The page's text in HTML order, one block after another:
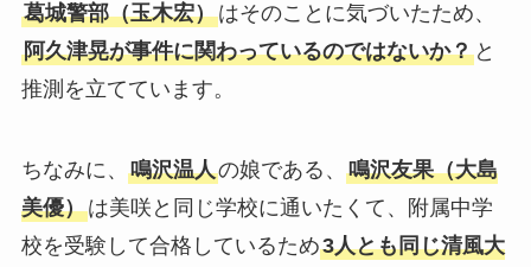
葛城警部（玉木宏）はそのことに気づいたため、
阿久津晃が事件に関わっているのではないか？と
推測を立てています。
ちなみに、 鳴沢温人の娘である、 鳴沢友果（大島
美優）は美咲と同じ学校に通いたくて、附属中学
校を受験して合格しているため3人とも同じ清風大